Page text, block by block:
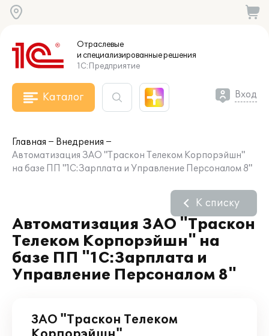
Отраслевые
и специализированныерешения
1С:Предприятие
Каталог Вход
Главная
Внедрения
Автоматизация ЗАО "Траскон Телеком Корпорэйшн"
на базе ПП "1С:Зарплата и Управление Персоналом 8"
Автоматизация ЗАО "Траскон
Телеком Корпорэйшн" на
базе ПП "1С:Зарплата и
Управление Персоналом 8"
К списку
ЗАО "Траскон Телеком